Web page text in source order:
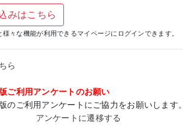
みはこちら
々な機能が利用できるマイページにログインできます。
ら
ご利用アンケートのお願い
のご利用アンケートにご協力をお願いします。
アンケートに遷移する